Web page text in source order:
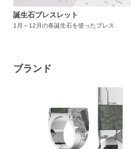
誕生石ブレスレット
1月～12月の各誕生石を使ったブレス
ブランド